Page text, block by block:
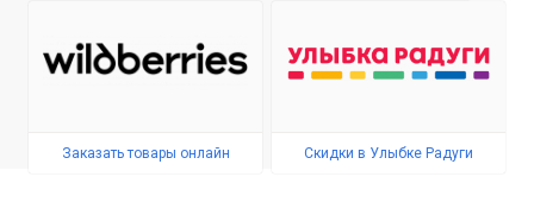
Заказать товары онлайн Скидки в Улыбке Радуги